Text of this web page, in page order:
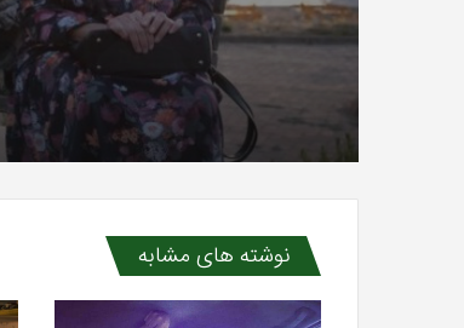
نوشته های مشابه